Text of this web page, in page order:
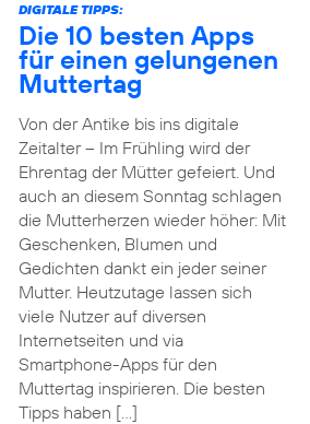
DIGITALE TIPPS:
Die 10 besten Apps
für einen gelungenen
Muttertag
Von der Antike bis ins digitale
Zeitalter – Im Frühling wird der
Ehrentag der Mütter gefeiert. Und
auch an diesem Sonntag schlagen
die Mutterherzen wieder höher: Mit
Geschenken, Blumen und
Gedichten dankt ein jeder seiner
Mutter. Heutzutage lassen sich
viele Nutzer auf diversen
Internetseiten und via
Smartphone-Apps für den
Muttertag inspirieren. Die besten
Tipps haben […]